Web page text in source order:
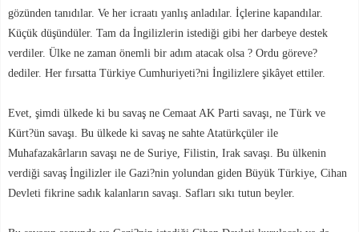
gözünden tanıdılar. Ve her icraatı yanlış anladılar. İçlerine kapandılar.
Küçük düşündüler. Tam da İngilizlerin istediği gibi her darbeye destek
verdiler. Ülke ne zaman önemli bir adım atacak olsa ? Ordu göreve?
dediler. Her fırsatta Türkiye Cumhuriyeti?ni İngilizlere şikâyet ettiler.
Evet, şimdi ülkede ki bu savaş ne Cemaat AK Parti savaşı, ne Türk ve
Kürt?ün savaşı. Bu ülkede ki savaş ne sahte Atatürkçüler ile
Muhafazakârların savaşı ne de Suriye, Filistin, Irak savaşı. Bu ülkenin
verdiği savaş İngilizler ile Gazi?nin yolundan giden Büyük Türkiye, Cihan
Devleti fikrine sadık kalanların savaşı. Safları sıkı tutun beyler.